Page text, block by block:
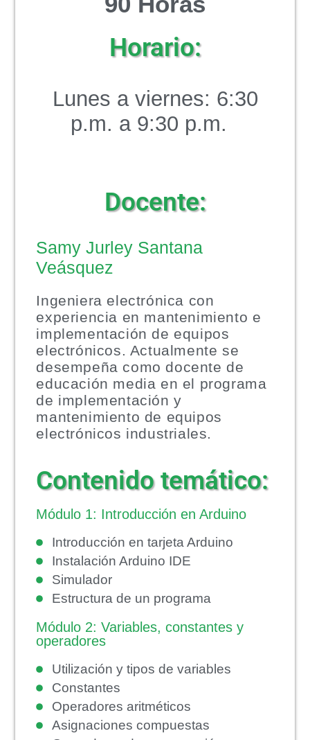
Horario:
Lunes a viernes: 6:30
p.m. a 9:30 p.m.
Docente:
Samy Jurley Santana
Veásquez
Ingeniera electrónica con
experiencia en mantenimiento e
implementación de equipos
electrónicos. Actualmente se
desempeña como docente de
educación media en el programa
de implementación y
mantenimiento de equipos
electrónicos industriales.
Contenido temático:
Módulo 1: Introducción en Arduino
Introducción en tarjeta Arduino
Instalación Arduino IDE
Simulador
Estructura de un programa
Módulo 2: Variables, constantes y
operadores
Utilización y tipos de variables
Constantes
Operadores aritméticos
Asignaciones compuestas